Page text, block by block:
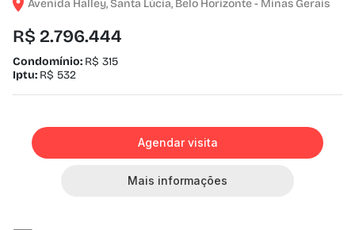
Avenida Halley, Santa Lúcia, Belo Horizonte - Minas Gerais
R$ 2.796.444
Condomínio: R$ 315
Iptu: R$ 532
Agendar visita
Mais informações